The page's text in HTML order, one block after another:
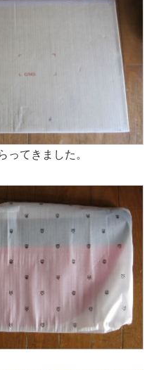
ってきました。